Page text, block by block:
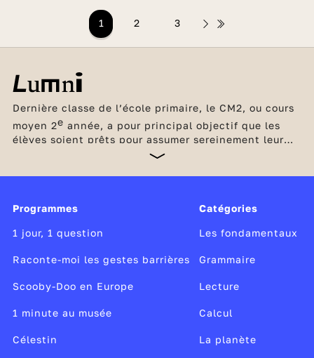
1 2 3
Dernière classe de l’école primaire, le CM2, ou cours
moyen 2e année, a pour principal objectif que les
élèves soient prêts pour assumer sereinement leur
future entrée au collège. Les bases en français et en
de calcul et de résolution de problèmes. Des
enseignements obligatoires à l'école élémentaire.
Programmes
1 jour, 1 question
Raconte-moi les gestes barrières
Scooby-Doo en Europe
1 minute au musée
Célestin
Catégories
Les fondamentaux
Grammaire
Lecture
Calcul
La planète